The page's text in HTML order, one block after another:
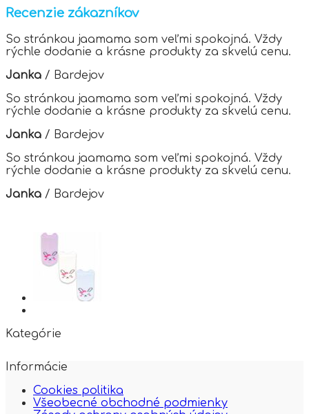
variants.
The
options
may
be
chosen
on
the
product
page
Recenzie zákazníkov
So stránkou jaamama som veľmi spokojná. Vždy
rýchle dodanie a krásne produkty za skvelú cenu.
Janka / Bardejov
So stránkou jaamama som veľmi spokojná. Vždy
rýchle dodanie a krásne produkty za skvelú cenu.
Janka / Bardejov
So stránkou jaamama som veľmi spokojná. Vždy
rýchle dodanie a krásne produkty za skvelú cenu.
Janka / Bardejov
Kategórie
Informácie
Cookies politika
Všeobecné obchodné podmienky